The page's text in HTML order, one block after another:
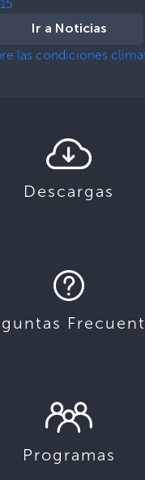
Ir a Noticias
las condiciones
Descargas
Programas